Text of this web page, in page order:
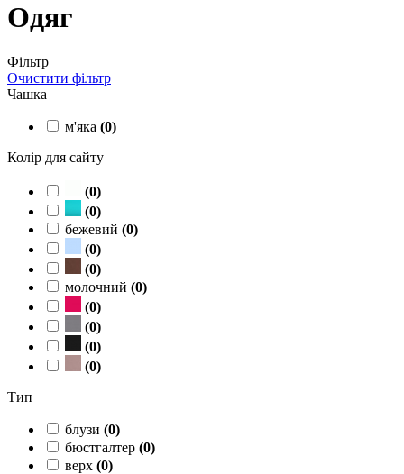
Одяг
Фільтр
Очистити фільтр
Чашка
м'яка (0)
Колір для сайту
(0)
(0)
бежевий (0)
(0)
(0)
молочний (0)
(0)
(0)
(0)
(0)
Тип
блузи (0)
бюстгалтер (0)
верх (0)